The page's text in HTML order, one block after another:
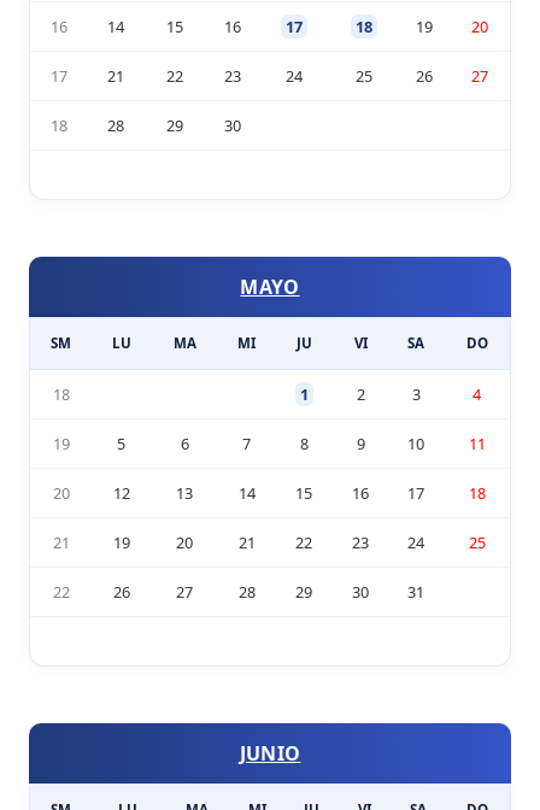
16 14 15 16 17 18 19 20
17 21 22 23 24 25 26 27
18 28 29 30
MAYO
SM LU MA MI JU VI SA DO
18 1 2 3 4
19 5 6 7 8 9 10 11
20 12 13 14 15 16 17 18
21 19 20 21 22 23 24 25
22 26 27 28 29 30 31
JUNIO